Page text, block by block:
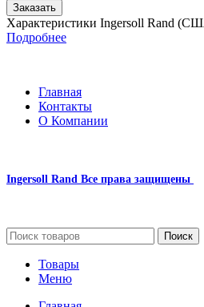
Заказать
Характеристики Ingersoll Rand
Подробнее
Главная
Контакты
О Компании
Ingersoll Rand Все права защищены
Поиск
Товары
Меню